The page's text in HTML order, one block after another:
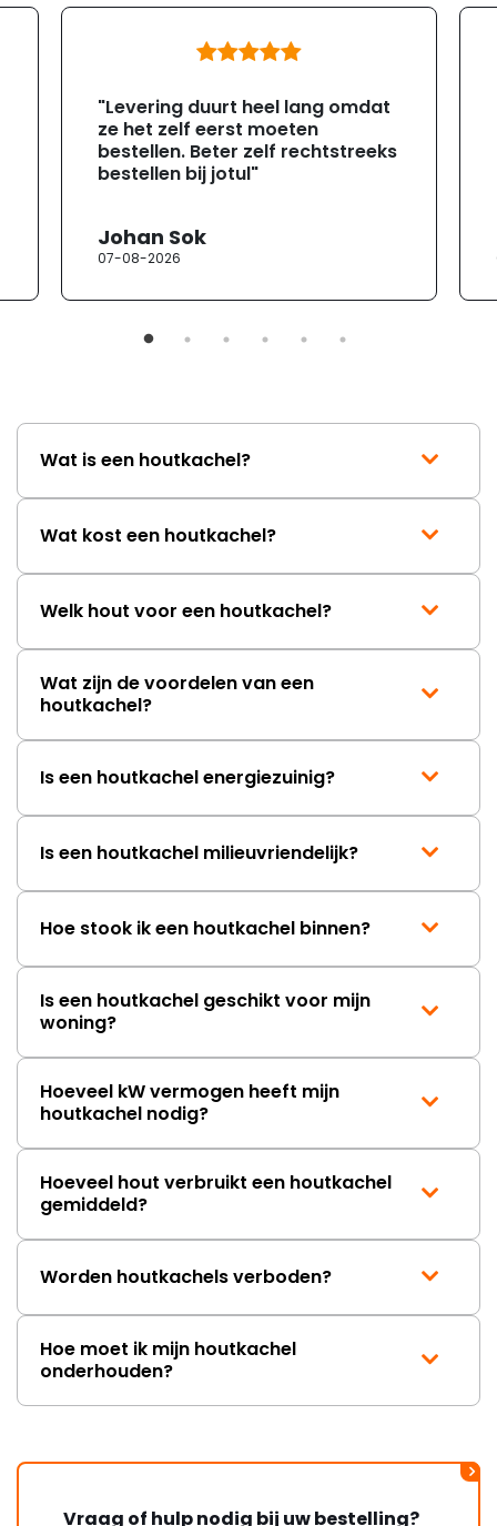
"Levering duurt heel lang omdat
ze het zelf eerst moeten
bestellen. Beter zelf rechtstreeks
bestellen bij jotul"
Johan Sok
07-08-2026
Wat is een houtkachel?
Wat kost een houtkachel?
Welk hout voor een houtkachel?
Wat zijn de voordelen van een
houtkachel?
Is een houtkachel energiezuinig?
Is een houtkachel milieuvriendelijk?
Hoe stook ik een houtkachel binnen?
Is een houtkachel geschikt voor mijn
woning?
Hoeveel kW vermogen heeft mijn
houtkachel nodig?
Hoeveel hout verbruikt een houtkachel
gemiddeld?
Worden houtkachels verboden?
Hoe moet ik mijn houtkachel
onderhouden?
Vraag of hulp nodig bij uw bestelling?